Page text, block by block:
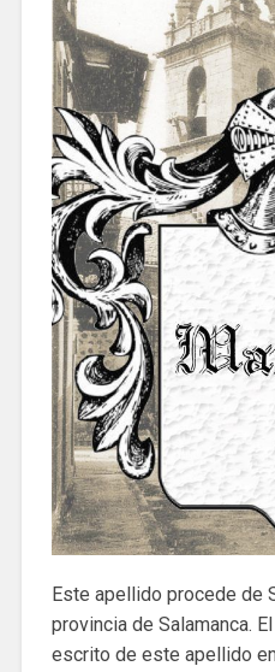
Este apellido procede de
provincia de Salamanca.
escrito de este apellido